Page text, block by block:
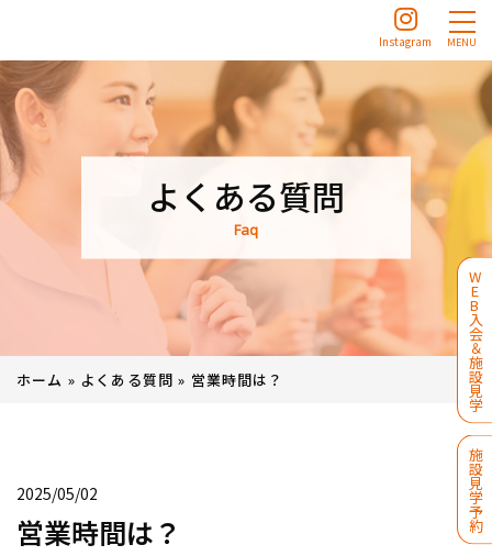
MENU
Instagram
よくある質問
Faq
ホーム » よくある質問 » 営業時間は？
2025/05/02
営業時間は？
W
E
B
入
会
＆
施
設
見
学
施
設
見
学
予
約